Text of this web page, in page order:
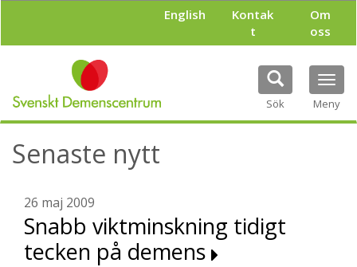
l
English
Kontak
t
Om
oss
Sök Meny
Senaste nytt
26 maj 2009
Snabb viktminskning tidigt
tecken på demens